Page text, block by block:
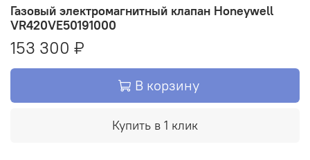
Газовый электромагнитный клапан Honeywell
VR420VE50191000
153 300 ₽
В корзину
Купить в 1 клик